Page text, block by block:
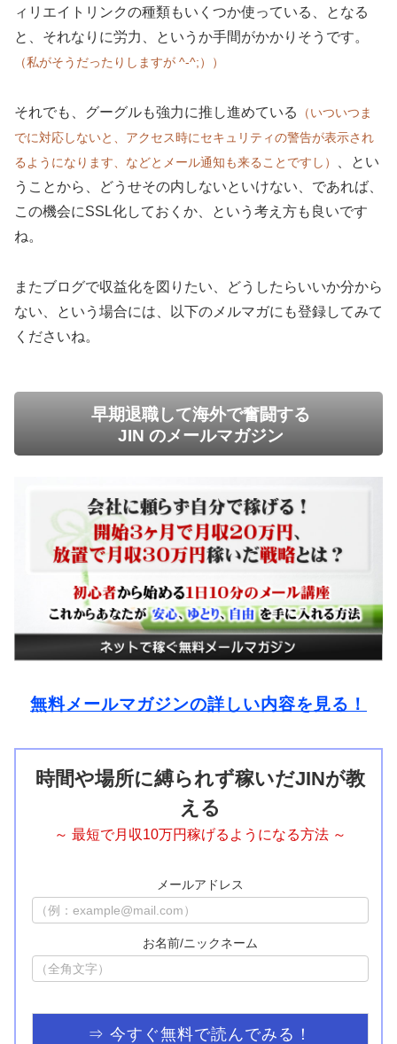
ィリエイトリンクの種類もいくつか使っている、となる
と、それなりに労力、というか手間がかかりそうです。
（私がそうだったりしますが ^-^;））
それでも、グーグルも強力に推し進めている
（いついつま
でに対応しないと、アクセス時にセキュリティの警告が表示され
るようになります、などとメール通知も来ることですし）
、とい
うことから、どうせその内しないといけない、であれば、
この機会にSSL化しておくか、という考え方も良いです
ね。
またブログで収益化を図りたい、どうしたらいいか分から
ない、という場合には、以下のメルマガにも登録してみて
くださいね。
早期退職して海外で奮闘する
JIN のメールマガジン
無料メールマガジンの詳しい内容を見る！
時間や場所に縛られず稼いだJINが教
える
～ 最短で月収10万円稼げるようになる方法 ～
メールアドレス
お名前/ニックネーム